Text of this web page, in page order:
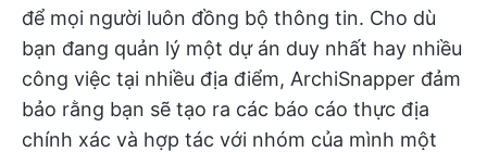
để mọi người luôn đồng bộ thông tin. Cho dù
bạn đang quản lý một dự án duy nhất hay nhiều
công việc tại nhiều địa điểm, ArchiSnapper đảm
bảo rằng bạn sẽ tạo ra các báo cáo thực địa
chính xác và hợp tác với nhóm của mình một